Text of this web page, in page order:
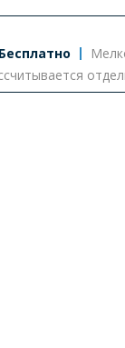
Бесплатно